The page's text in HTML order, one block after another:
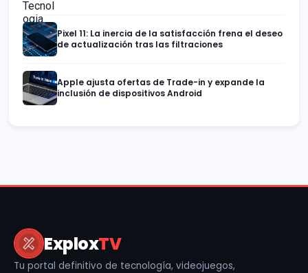
Pixel 11: La inercia de la satisfacción frena el deseo
de actualización tras las filtraciones
Apple ajusta ofertas de Trade-in y expande la
inclusión de dispositivos Android
ExploxTV
Tu portal definitivo de tecnología, videojuegos,